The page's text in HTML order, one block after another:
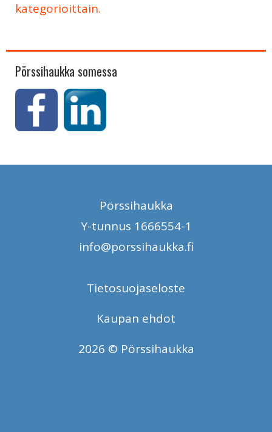
kategorioittain.
Pörssihaukka somessa
Pörssihaukka
Y-tunnus 1666554-1
info@porssihaukka.fi
Tietosuojaseloste
Kaupan ehdot
2026 © Pörssihaukka